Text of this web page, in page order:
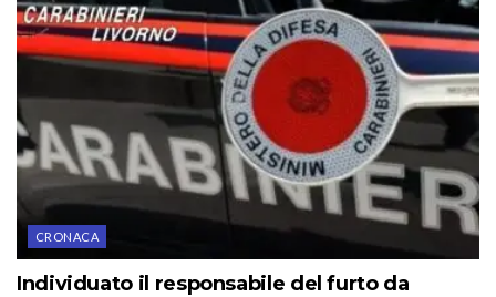
CRONACA
Individuato il responsabile del furto da